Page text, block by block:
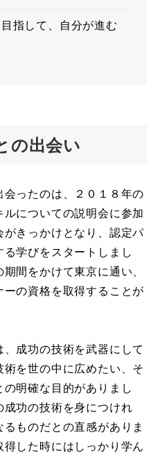
指して、自分が進む
の出会い
ったのは、２０１８年の
についての説明会に参加
がきっかけとなり、認定パ
学びをスタートしまし
間をかけて東京に通い、
ーの資格を取得することが
成功の技術を武器にして
を世の中に広めたい、そ
明確な目的がありまし
功の技術を身につけれ
ものだとの直感がありま
した時にはしっかり学ん